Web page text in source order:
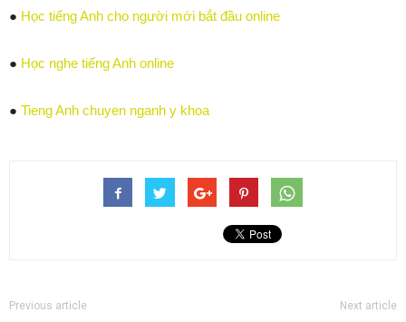
● Học tiếng Anh cho người mới bắt đầu online
● Học nghe tiếng Anh online
● Tieng Anh chuyen nganh y khoa
Previous article Next article